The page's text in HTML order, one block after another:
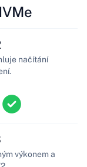
načítání
výkonem a